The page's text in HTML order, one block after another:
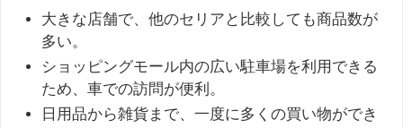
大きな店舗で、他のセリアと比較しても商品数が
多い。
ショッピングモール内の広い駐車場を利用できる
ため、車での訪問が便利。
日用品から雑貨まで、一度に多くの買い物ができ